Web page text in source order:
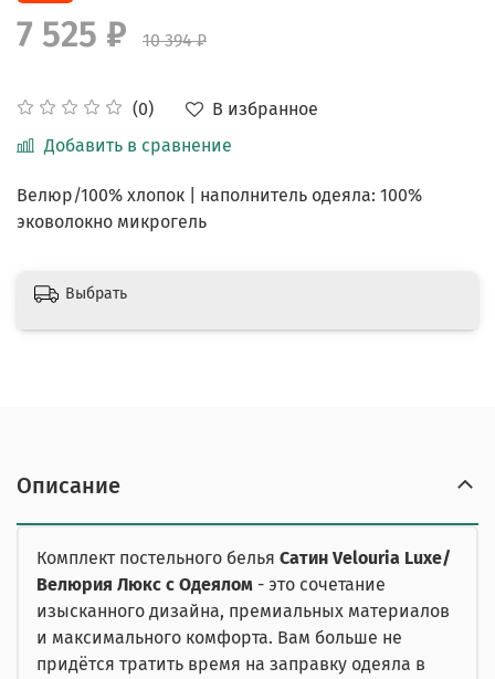
(0)
В избранное
Добавить в сравнение
7 525 ₽ 10 394 ₽
Велюр/100% хлопок | наполнитель одеяла: 100%
эковолокно микрогель
Выбрать
Описание
Комплект постельного белья Сатин Velouria Luxe/
Велюрия Люкс с Одеялом - это сочетание
изысканного дизайна, премиальных материалов
и максимального комфорта. Вам больше не
придётся тратить время на заправку одеяла в